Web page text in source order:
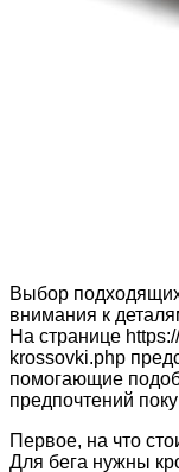
Выбор
внимания к
На странице
krossovki.php
помогающие
предпочтений
Первое, на что
Для бега нужны